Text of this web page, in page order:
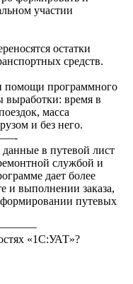
участии
остатки
средств.
помощи программного
выработки: время в
масса
и без него.
в путевой лист
службой и
дает более
и выполнении заказа,
путевых
«1С:УАТ»?